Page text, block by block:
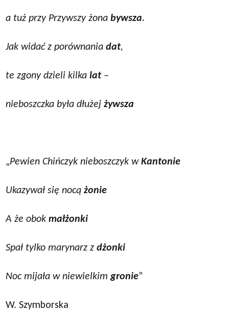
a tuż przy Przywszy żonabywsza.
Jak widać z porównaniadat,
te zgony dzieli kilkalat –
nieboszczka była dłużejżywsza
„Pewien Chińczyk nieboszczyk wKantonie
Ukazywał się nocążonie
A że obokmałżonki
Spał tylko marynarz zdżonki
Noc mijała w niewielkimgronie”
W. Szymborska